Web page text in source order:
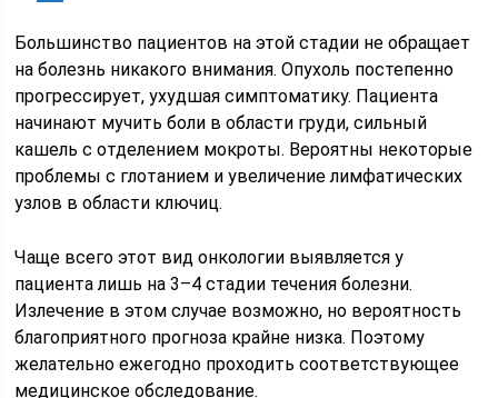
Большинство пациентов на этой стадии не обращает
на болезнь никакого внимания. Опухоль постепенно
прогрессирует, ухудшая симптоматику. Пациента
начинают мучить боли в области груди, сильный
кашель с отделением мокроты. Вероятны некоторые
проблемы с глотанием и увеличение лимфатических
узлов в области ключиц.
Чаще всего этот вид онкологии выявляется у
пациента лишь на 3–4 стадии течения болезни.
Излечение в этом случае возможно, но вероятность
благоприятного прогноза крайне низка. Поэтому
желательно ежегодно проходить соответствующее
медицинское обследование.